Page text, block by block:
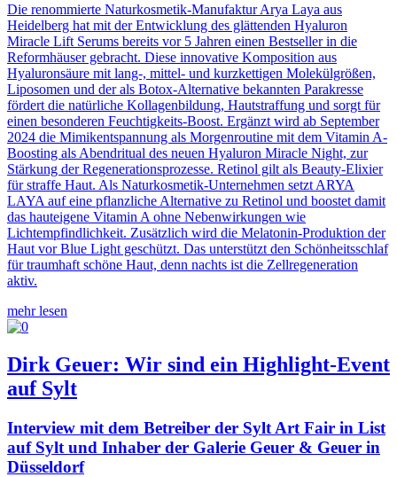
Die renommierte Naturkosmetik-Manufaktur Arya Laya aus
Heidelberg hat mit der Entwicklung des glättenden Hyaluron
Miracle Lift Serums bereits vor 5 Jahren einen Bestseller in die
Reformhäuser gebracht. Diese innovative Komposition aus
Hyaluronsäure mit lang-, mittel- und kurzkettigen Molekülgrößen,
Liposomen und der als Botox-Alternative bekannten Parakresse
fördert die natürliche Kollagenbildung, Hautstraffung und sorgt für
einen besonderen Feuchtigkeits-Boost. Ergänzt wird ab September
2024 die Mimikentspannung als Morgenroutine mit dem Vitamin A-
Boosting als Abendritual des neuen Hyaluron Miracle Night, zur
Stärkung der Regenerationsprozesse. Retinol gilt als Beauty-Elixier
für straffe Haut. Als Naturkosmetik-Unternehmen setzt ARYA
LAYA auf eine pflanzliche Alternative zu Retinol und boostet damit
das hauteigene Vitamin A ohne Nebenwirkungen wie
Lichtempfindlichkeit. Zusätzlich wird die Melatonin-Produktion der
Haut vor Blue Light geschützt. Das unterstützt den Schönheitsschlaf
für traumhaft schöne Haut, denn nachts ist die Zellregeneration
aktiv.
mehr lesen
Dirk Geuer: Wir sind ein Highlight-Event
auf Sylt
Interview mit dem Betreiber der Sylt Art Fair in List
auf Sylt und Inhaber der Galerie Geuer & Geuer in
Düsseldorf